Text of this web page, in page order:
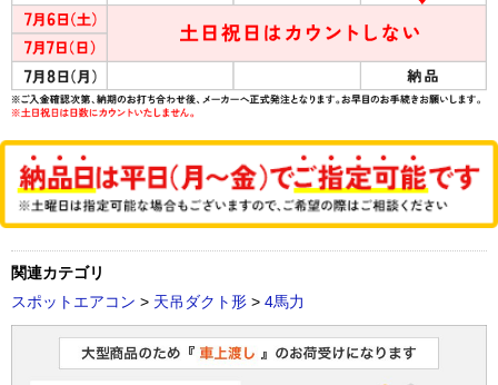
関連カテゴリ
スポットエアコン > 天吊ダクト形 > 4馬力